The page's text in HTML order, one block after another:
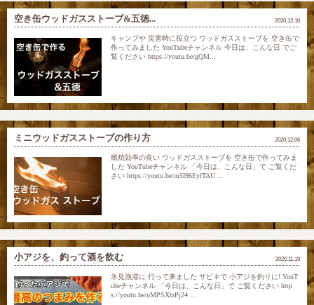
2020.12.10
空き缶ウッドガスストーブ&五徳...
キャンプや 災害時に役立つ ウッドガスストーブを 空き缶で
作ってみました YouTubeチャンネル 今日は、こんな日 でご
覧ください https://youtu.be/gQM...
2020.12.06
ミニウッドガスストーブの作り方
燃焼効率の良い ウッドガスストーブを 空き缶で作ってみま
した YouTubeチャンネル 「今日は、こんな日」で ご覧くだ
さい https://youtu.be/m5I96EyfTAU ...
2020.11.19
小アジを、釣って酒を飲む
氷見漁港に 行って来ました サビキで 小アジを釣りに! YouT
ubeチャンネル 「今日は、こんな日」で ご覧ください http
s://youtu.be/nMPSXtzPj24 ...